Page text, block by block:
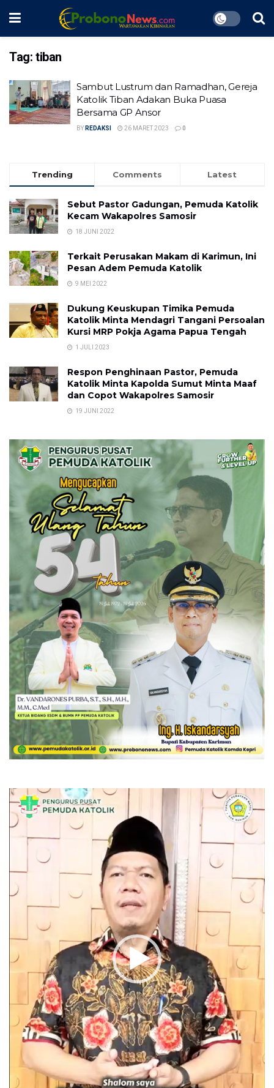
Tag: tiban
Sambut Lustrum dan Ramadhan, Gereja
Katolik Tiban Adakan Buka Puasa
Bersama GP Ansor
BY REDAKSI 26 MARET 2023 0
Trending Comments Latest
Sebut Pastor Gadungan, Pemuda Katolik
Kecam Wakapolres Samosir
18 JUNI 2022
Terkait Perusakan Makam di Karimun, Ini
Pesan Adem Pemuda Katolik
9 MEI 2022
Dukung Keuskupan Timika Pemuda
Katolik Minta Mendagri Tangani Persoalan
Kursi MRP Pokja Agama Papua Tengah
1 JULI 2023
Respon Penghinaan Pastor, Pemuda
Katolik Minta Kapolda Sumut Minta Maaf
dan Copot Wakapolres Samosir
19 JUNI 2022
Pemutar
Video